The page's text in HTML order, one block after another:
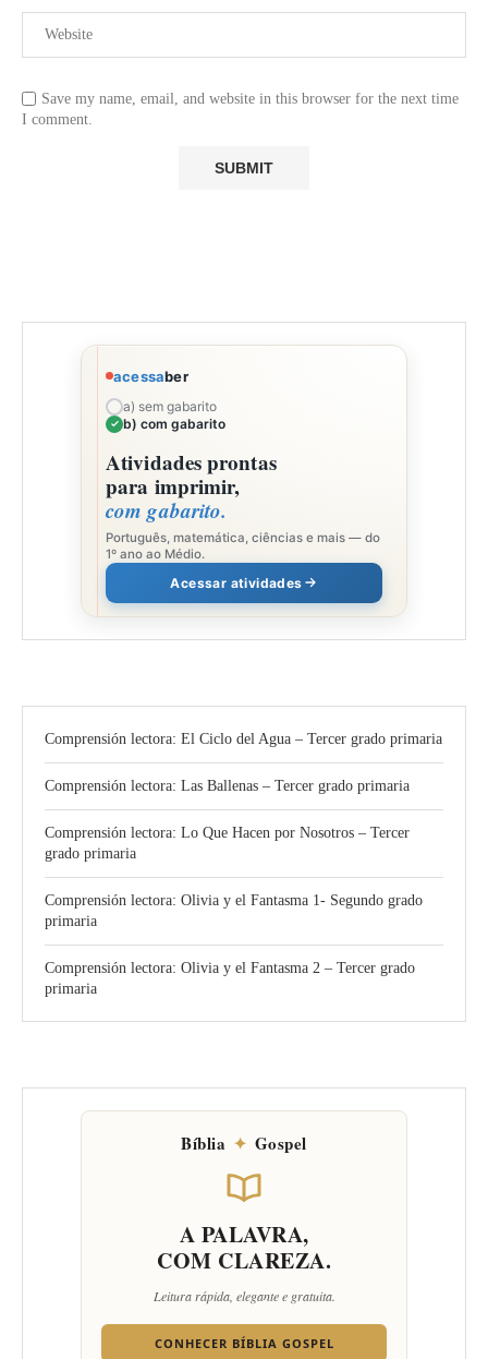
Save my name, email, and website in this browser for the next time
I comment.
acessaber
a) sem gabarito
b) com gabarito
Atividades prontas
para imprimir,
com gabarito.
Português, matemática, ciências e mais — do
1º ano ao Médio.
Acessar atividades
Comprensión lectora: El Ciclo del Agua – Tercer grado primaria
Comprensión lectora: Las Ballenas – Tercer grado primaria
Comprensión lectora: Lo Que Hacen por Nosotros – Tercer
grado primaria
Comprensión lectora: Olivia y el Fantasma 1- Segundo grado
primaria
Comprensión lectora: Olivia y el Fantasma 2 – Tercer grado
primaria
Bíblia ✦ Gospel
A PALAVRA,
COM CLAREZA.
Leitura rápida, elegante e gratuita.
CONHECER BÍBLIA GOSPEL